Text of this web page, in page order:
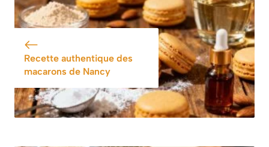
et recettes faciles
recettes faciles et
astuces
Recette authentique des
macarons de Nancy